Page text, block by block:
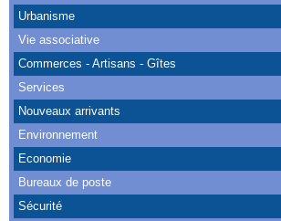
Agenda
Albums
Nous Contacter
Urbanisme
Vie associative
Commerces - Artisans - Gîtes
Services
Nouveaux arrivants
Environnement
Economie
Bureaux de poste
Sécurité